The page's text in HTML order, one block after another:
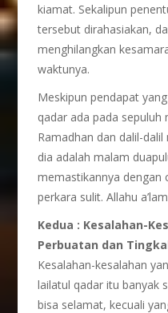
kiamat. Sekalipun
tersebut dirahasiakan,
menghilangkan
waktunya.
Meskipun pendapat
qadar ada pada sepuluh
Ramadhan dan dalil-
dia adalah malam
memastikannya dengan
perkara sulit. Allahu
Kedua : Kesalahan-
Perbuatan dan
Kesalahan-kesalahan
lailatul qadar itu banyak
bisa selamat, kecuali